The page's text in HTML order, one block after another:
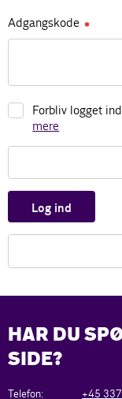
Adgangskode ✱
Forbliv logget ind
mere
Log ind
HAR DU
SIDE?
Telefon: +45